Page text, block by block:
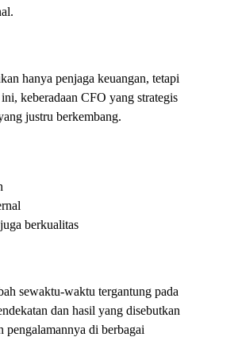
hanya penjaga keuangan, tetapi
keberadaan CFO yang strategis
justru berkembang.
berkualitas
sewaktu-waktu tergantung pada
dan hasil yang disebutkan
pengalamannya di berbagai